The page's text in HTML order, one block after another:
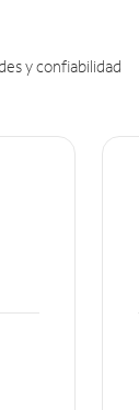
y confiabilidad